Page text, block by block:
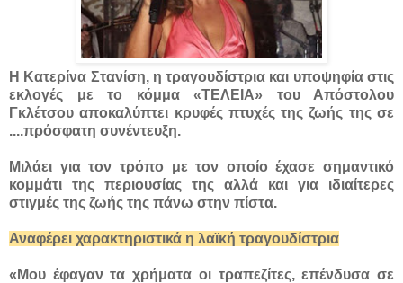
Η Κατερίνα Στανίση, η τραγουδίστρια και υποψηφία στις
εκλογές με το κόμμα «ΤΕΛΕΙΑ» του Απόστολου
Γκλέτσου αποκαλύπτει κρυφές πτυχές της ζωής της σε
....πρόσφατη συνέντευξη.
Μιλάει για τον τρόπο με τον οποίο έχασε σημαντικό
κομμάτι της περιουσίας της αλλά και για ιδιαίτερες
στιγμές της ζωής της πάνω στην πίστα.
Αναφέρει χαρακτηριστικά η λαϊκή τραγουδίστρια
«Μου έφαγαν τα χρήματα οι τραπεζίτες, επένδυσα σε